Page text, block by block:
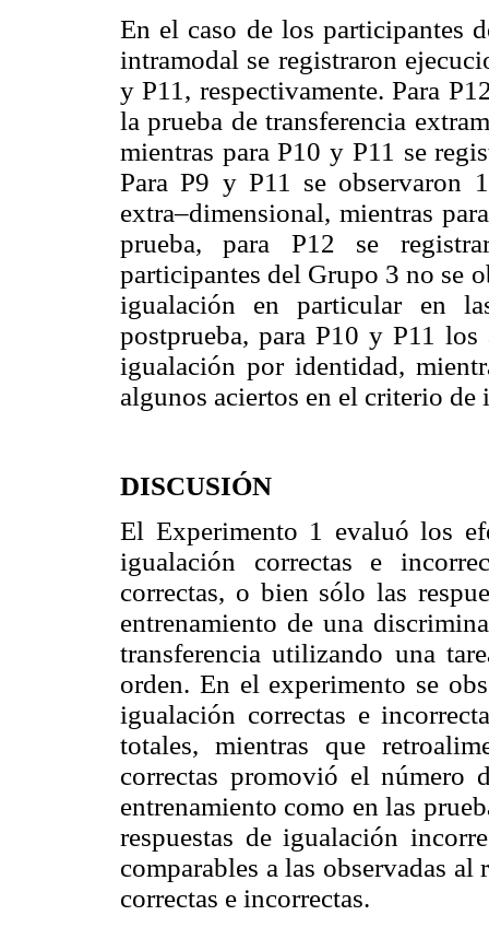
En el caso de los participantes
intramodal se registraron
y P11, respectivamente. Para
la prueba de transferencia
mientras para P10 y P11 se
Para P9 y P11 se observaron
extra–dimensional, mientras
prueba, para P12 se
participantes del Grupo 3 no se
igualación en particular en
postprueba, para P10 y P11
igualación por identidad,
algunos aciertos en el criterio de
DISCUSIÓN
El Experimento 1 evaluó los
igualación correctas e
correctas, o bien sólo las
entrenamiento de una
transferencia utilizando una
orden. En el experimento se
igualación correctas e
totales, mientras que
correctas promovió el número
entrenamiento como en las
respuestas de igualación
comparables a las observadas
correctas e incorrectas.